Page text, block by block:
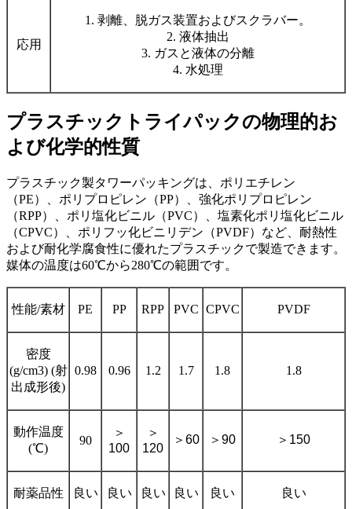
応用
1. 剥離、脱ガス装置およびスクラバー。
2. 液体抽出
3. ガスと液体の分離
4. 水処理
プラスチックトライパックの物理的お
よび化学的性質
プラスチック製タワーパッキングは、ポリエチレン
（PE）、ポリプロピレン（PP）、強化ポリプロピレン
（RPP）、ポリ塩化ビニル（PVC）、塩素化ポリ塩化ビニル
（CPVC）、ポリフッ化ビニリデン（PVDF）など、耐熱性
および耐化学腐食性に優れたプラスチックで製造できます。
媒体の温度は60℃から280℃の範囲です。
性能/素材 PE PP RPP PVC CPVC PVDF
密度
(g/cm3) (射
出成形後)
0.98 0.96 1.2 1.7 1.8 1.8
動作温度
(℃)
90
＞
100
＞
120
＞ 60 ＞ 90 ＞ 150
耐薬品性 良い 良い 良い 良い 良い 良い